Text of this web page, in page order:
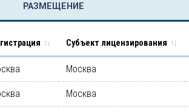
РАЗМЕЩЕНИЕ
Субъект лицензирования
Москва
Москва